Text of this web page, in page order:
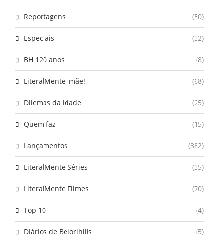
Reportagens (50)
Especiais (32)
BH 120 anos (8)
LiteralMente, mãe! (68)
Dilemas da idade (25)
Quem faz (15)
Lançamentos (382)
LiteralMente Séries (35)
LiteralMente Filmes (70)
Top 10 (4)
Diários de Belorihills (5)